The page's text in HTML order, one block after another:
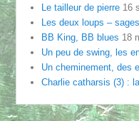
Le tailleur de pierre 16
Les deux loups –
BB King, BB blues 18
Un peu de swing, les
Un cheminement, des
Charlie catharsis (3) :